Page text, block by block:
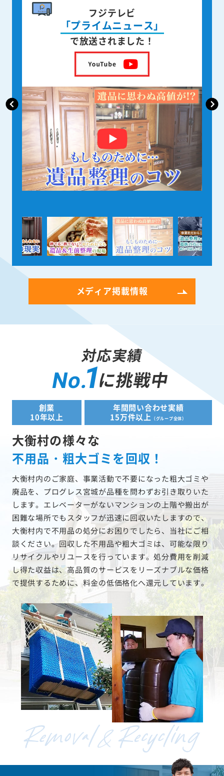
書籍出版
身近な人が
亡くなった後の遺品整理
を出版しました！
メディア掲載情報
対応実績
No.1に挑戦中
創業
10年以上
年間問い合わせ実績
15万件以上
（グループ全体）
大衡村の様々な
不用品・粗大ゴミを回収！
大衡村内のご家庭、事業活動で不要になった粗大ゴミや
廃品を、プログレス宮城が品種を問わずお引き取りいた
します。エレベーターがないマンションの上階や搬出が
困難な場所でもスタッフが迅速に回収いたしますので、
大衡村内で不用品の処分にお困りでしたら、当社にご相
談ください。回収した不用品や粗大ゴミは、可能な限り
リサイクルやリユースを行っています。処分費用を削減
し得た収益は、高品質のサービスをリーズナブルな価格
で提供するために、料金の低価格化へ還元しています。